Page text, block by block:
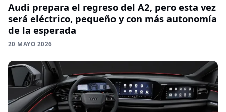
Audi prepara el regreso del A2, pero esta vez
será eléctrico, pequeño y con más autonomía
de la esperada
20 MAYO 2026